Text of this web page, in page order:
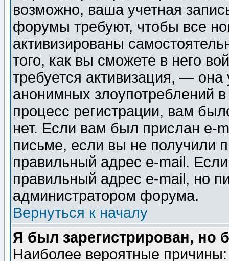
возможно, ваша учетная
форумы требуют, чтобы все
активизированы
того, как вы сможете в него
требуется активизация, —
анонимных злоупотреблений
процесс регистрации, вам
нет. Если вам был прислан e-
письме, если вы не получили
правильный адрес e-mail.
правильный адрес e-mail, но
администратором форума.
Вернуться к началу
Я был зарегистрирован, но
Наиболее вероятные